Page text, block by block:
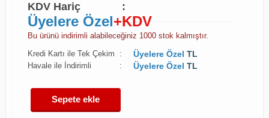
KDV Hariç :
Üyelere Özel+KDV
Bu ürünü indirimli alabileceğiniz 1000 stok kalmıştır.
Kredi Kartı ile Tek Çekim
: Üyelere Özel TL
Havale ile İndirimli : Üyelere Özel TL
Sepete ekle